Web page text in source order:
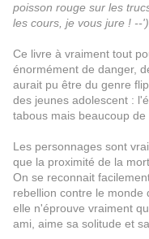
poisson rouge sur les
les cours, je vous jure ! --').
Ce livre à vraiment tout
énormément de danger,
aurait pu être du genre
des jeunes adolescent :
tabous mais beaucoup
Les personnages sont
que la proximité de la
On se reconnait
rebellion contre le monde
elle n'éprouve vraiment
ami, aime sa solitude et